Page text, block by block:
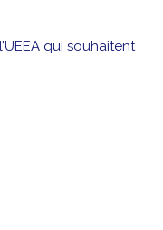
qui souhaitent